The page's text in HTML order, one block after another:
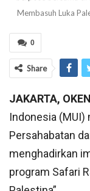
Membasuh Luka
0
Share
JAKARTA,
Indonesia (MUI)
Persahabatan
menghadirkan
program Safari